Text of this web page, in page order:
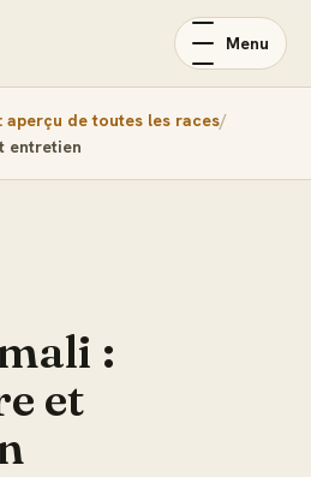
Menu
aperçu de toutes les races
entretien
:
et